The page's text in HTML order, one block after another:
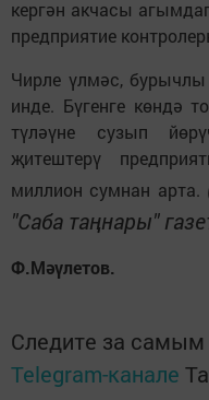
кергән акчасы
предприятие
Чирле үлмәс,
инде. Бүгенге көндә
түләүне сузып
җитештерү
миллион сумнан арта.
"Саба таңнары"
Ф.Мәүлетов.
Следите за
Telegram-канале